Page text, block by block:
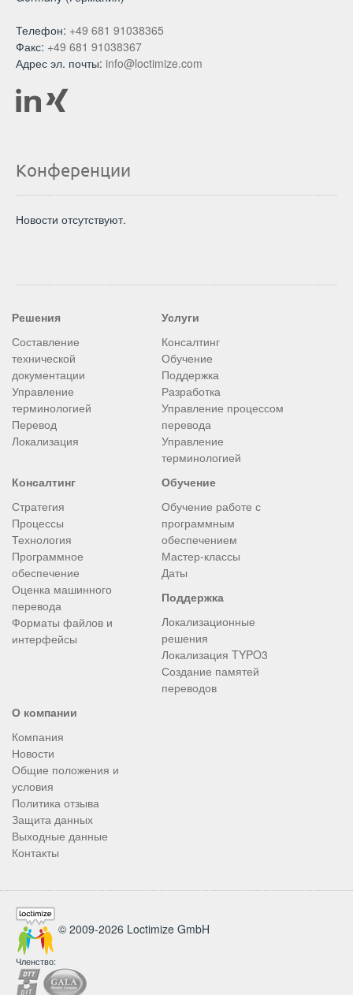
Телефон: +49 681 91038365
Факс: +49 681 91038367
Адрес эл. почты: info@loctimize.com
Конференции
Новости отсутствуют.
Решения
Составление
технической
документации
Управление
терминологией
Перевод
Локализация
Услуги
Консалтинг
Обучение
Поддержка
Разработка
Управление процессом
перевода
Управление
терминологией
Консалтинг
Стратегия
Процессы
Технология
Программное
обеспечение
Оценка машинного
перевода
Форматы файлов и
интерфейсы
Обучение
Обучение работе с
программным
обеспечением
Мастер-классы
Даты
Поддержка
Локализационные
решения
Локализация TYPO3
Создание памятей
переводов
О компании
Компания
Новости
Общие положения и
условия
Политика отзыва
Защита данных
Выходные данные
Контакты
© 2009-2026 Loctimize GmbH
Членство: